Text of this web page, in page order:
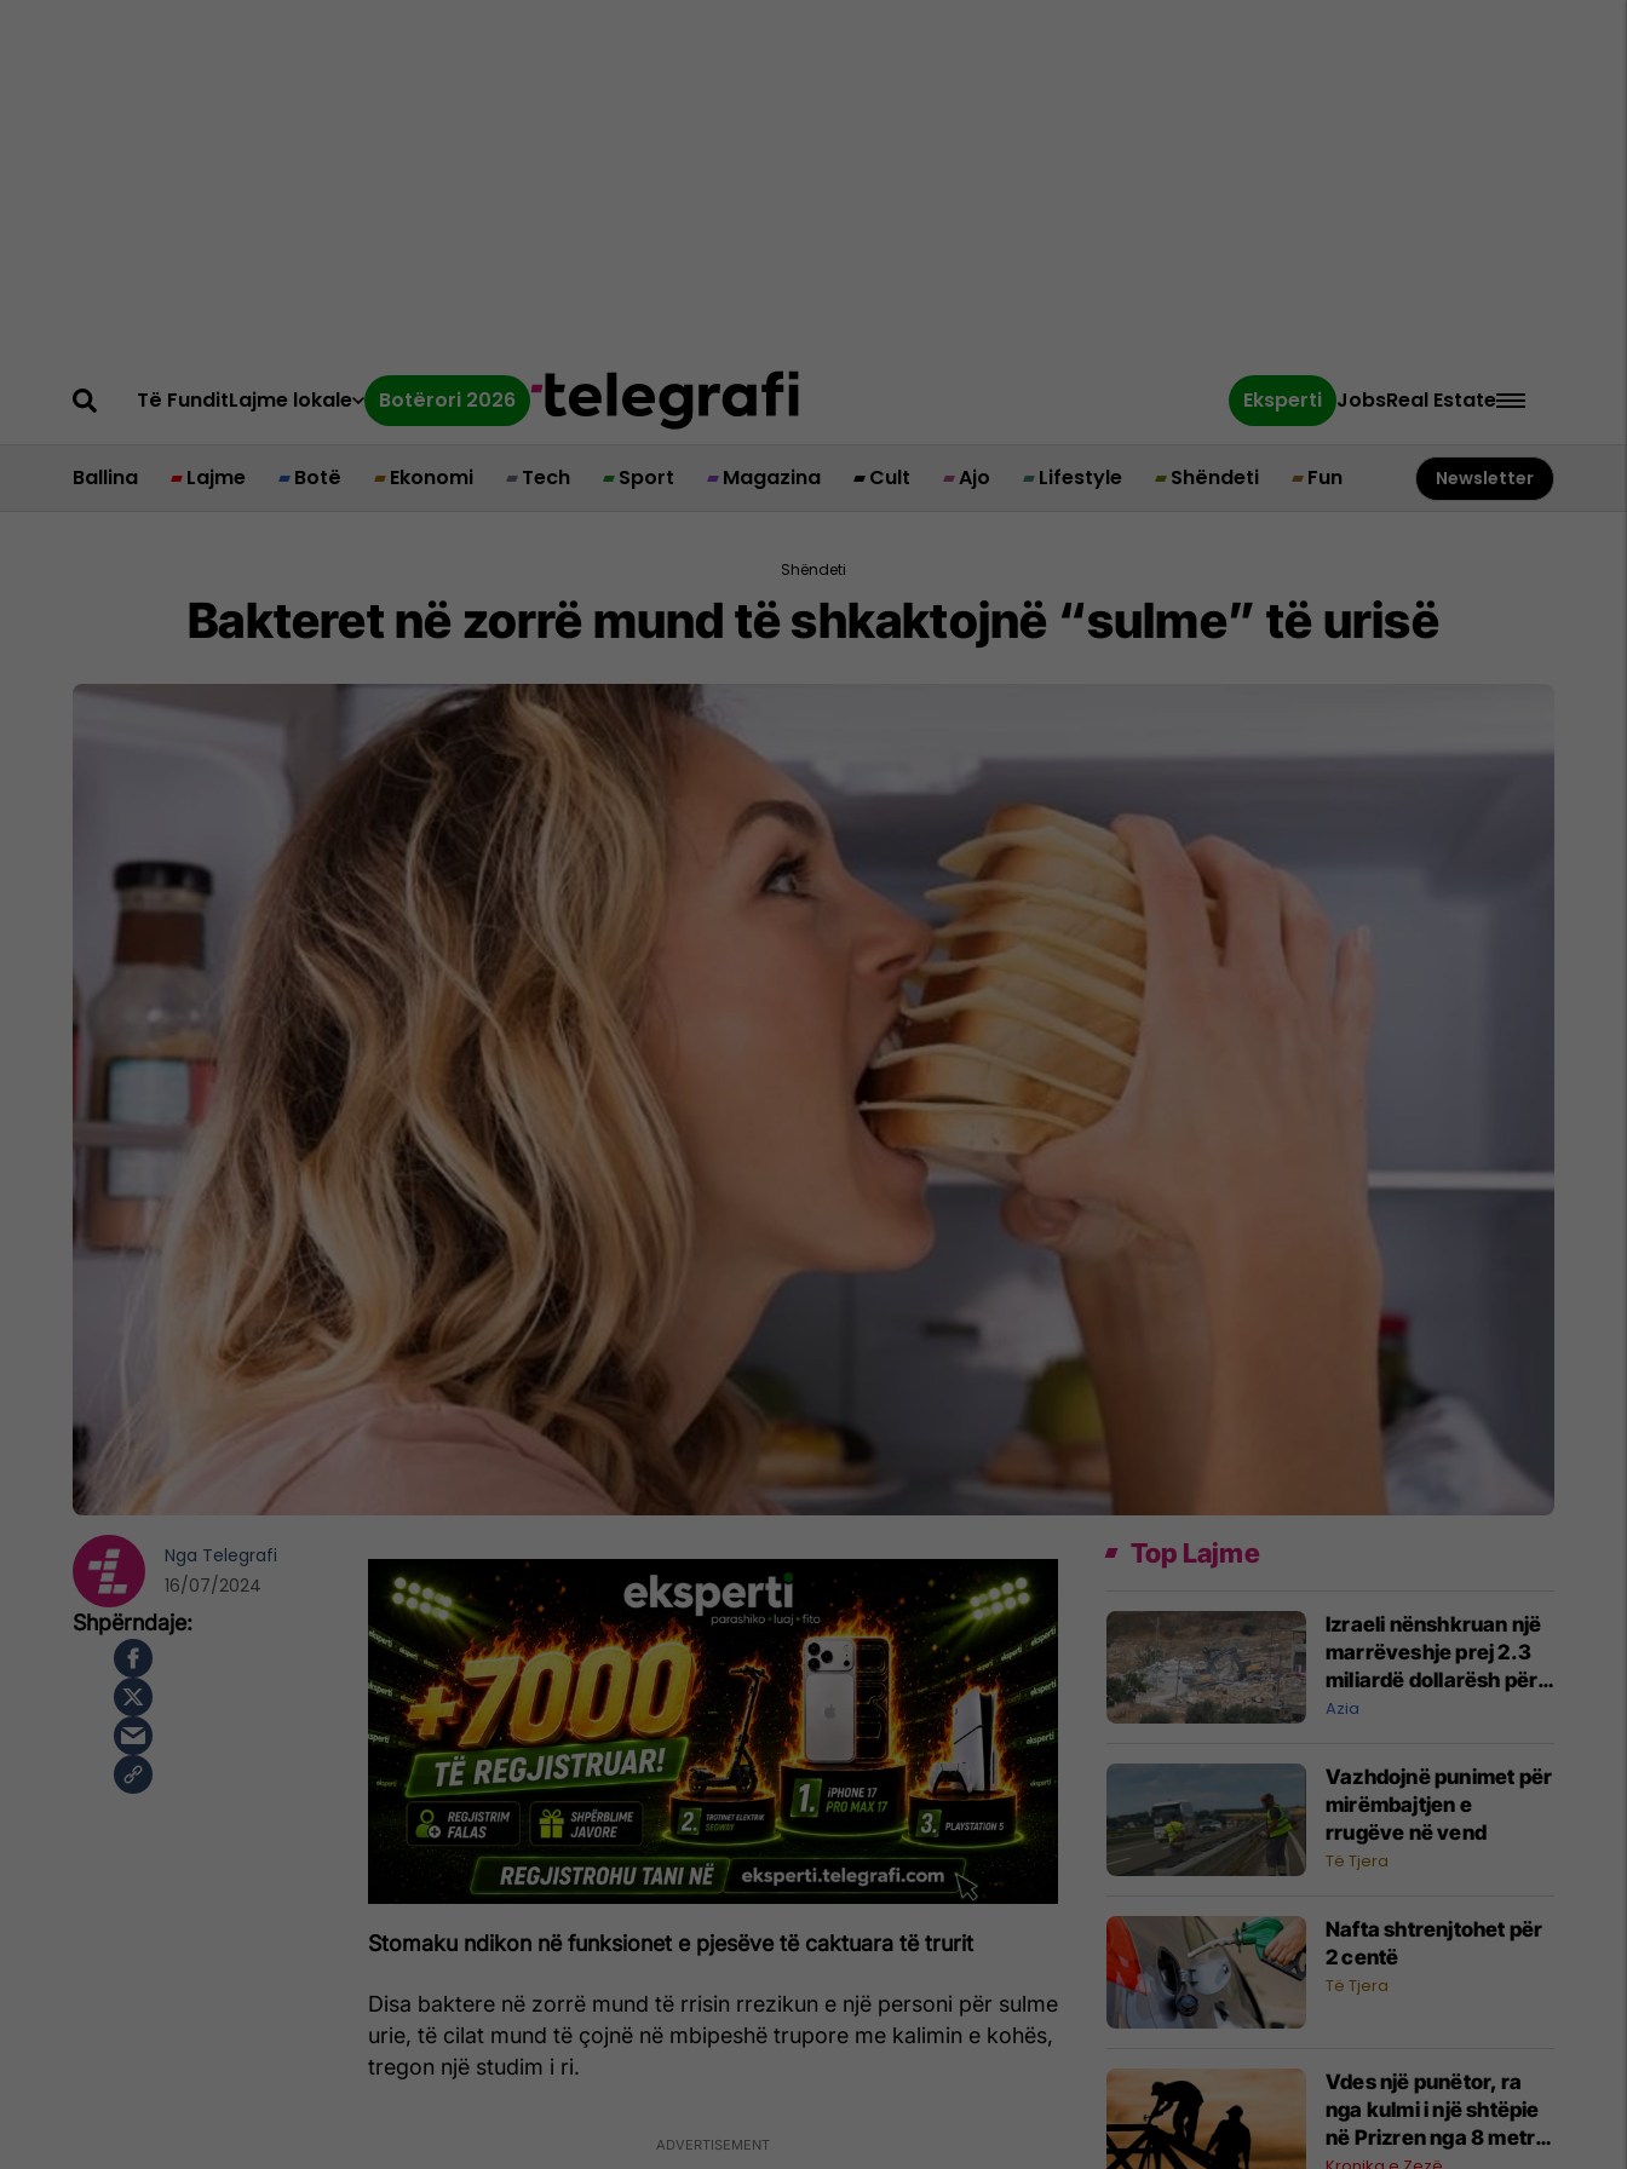
Të FunditLajme lokale Botërori 2026 Eksperti JobsReal Estate
Ballina Lajme Botë Ekonomi Tech Sport Magazina Cult Ajo Lifestyle Shëndeti Fun Newsletter
Shëndeti
Bakteret në zorrë mund të shkaktojnë “sulme” të urisë
Stomaku ndikon në funksionet e pjesëve të caktuara të trurit
Disa baktere në zorrë mund të rrisin rrezikun e një personi për sulme
urie, të cilat mund të çojnë në mbipeshë trupore me kalimin e kohës,
tregon një studim i ri.
Nga Telegrafi
16/07/2024
Top Lajme
Izraeli nënshkruan një
marrëveshje prej 2.3
miliardë dollarësh për
të zgjeruar
paligjshme në Bregun
Perëndimor
Azia
Vazhdojnë punimet për
mirëmbajtjen e
rrugëve në vend
Të Tjera
Nafta shtrenjtohet për
2 centë
Të Tjera
Vdes një punëtor, ra
nga kulmi i një shtëpie
në Prizren nga 8 metra